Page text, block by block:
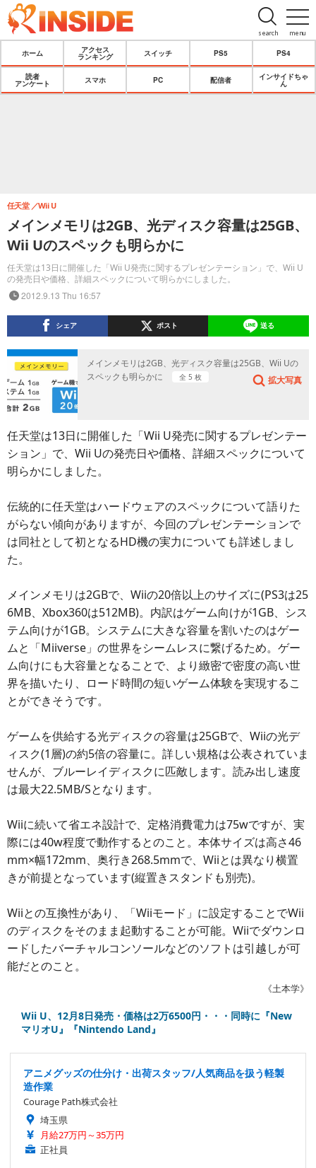
menu
search
ホーム
アクセス
ランキング
スイッチ PS5 PS4
読者
アンケート
スマホ PC 配信者
インサイドちゃ
ん
メインメモリは2GB、光ディスク容量は25GB、
Wii Uのスペックも明らかに
任天堂は13日に開催した「Wii U発売に関するプレゼンテーション」で、Wii U
の発売日や価格、詳細スペックについて明らかにしました。
任天堂 Wii U
2012.9.13 Thu 16:57
シェア ポスト 送る
メインメモリは2GB、光ディスク容量は25GB、Wii Uの
スペックも明らかに
全 5 枚 拡大写真
任天堂は13日に開催した「Wii U発売に関するプレゼンテー
ション」で、Wii Uの発売日や価格、詳細スペックについて
明らかにしました。
伝統的に任天堂はハードウェアのスペックについて語りた
がらない傾向がありますが、今回のプレゼンテーションで
は同社として初となるHD機の実力についても詳述しまし
た。
メインメモリは2GBで、Wiiの20倍以上のサイズに(PS3は25
6MB、Xbox360は512MB)。内訳はゲーム向けが1GB、シス
テム向けが1GB。システムに大きな容量を割いたのはゲー
ムと「Miiverse」の世界をシームレスに繋げるため。ゲー
ム向けにも大容量となることで、より緻密で密度の高い世
界を描いたり、ロード時間の短いゲーム体験を実現するこ
とができそうです。
ゲームを供給する光ディスクの容量は25GBで、Wiiの光デ
ィスク(1層)の約5倍の容量に。詳しい規格は公表されていま
せんが、ブルーレイディスクに匹敵します。読み出し速度
は最大22.5MB/Sとなります。
Wiiに続いて省エネ設計で、定格消費電力は75wですが、実
際には40w程度で動作するとのこと。本体サイズは高さ46
mm×幅172mm、奥行き268.5mmで、Wiiとは異なり横置
きが前提となっています(縦置きスタンドも別売)。
Wiiとの互換性があり、「Wiiモード」に設定することでWii
のディスクをそのまま起動することが可能。Wiiでダウンロ
ードしたバーチャルコンソールなどのソフトは引越しが可
能だとのこと。
《土本学》
Wii U、12月8日発売・価格は2万6500円・・・同時に『New
マリオU』『Nintendo Land』
アニメグッズの仕分け・出荷スタッフ/人気商品を扱う軽製
造作業
Courage Path株式会社
埼玉県
月給27万円～35万円
正社員